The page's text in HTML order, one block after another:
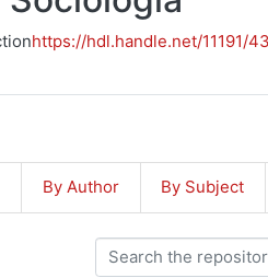
https://hdl.handle.net/11191/
By Author By Subject